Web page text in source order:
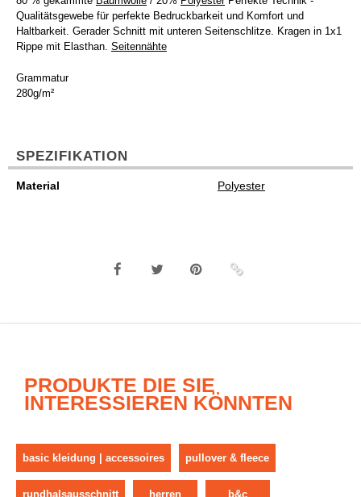
Qualitätsgewebe für perfekte Bedruckbarkeit und Komfort und
Haltbarkeit. Gerader Schnitt mit unteren Seitenschlitze. Kragen in 1x1
Rippe mit Elasthan. Seitennähte
Grammatur
280g/m²
SPEZIFIKATION
Material Polyester
PRODUKTE DIE SIE
INTERESSIEREN KÖNNTEN
basic kleidung | accessoires pullover & fleece
rundhalsausschnitt herren b&c